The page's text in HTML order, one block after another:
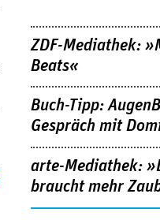
ZDF-Mediathek:
Beats«
Buch-Tipp:
Gespräch mit
arte-Mediathek:
braucht mehr